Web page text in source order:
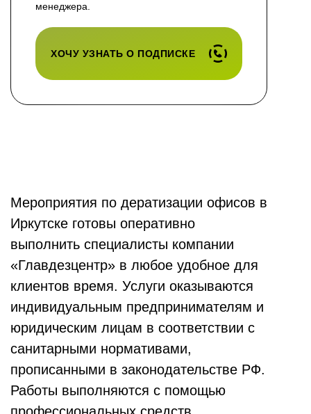
менеджера.
ХОЧУ УЗНАТЬ О ПОДПИСКЕ
Мероприятия по дератизации офисов в
Иркутске готовы оперативно
выполнить специалисты компании
«Главдезцентр» в любое удобное для
клиентов время. Услуги оказываются
индивидуальным предпринимателям и
юридическим лицам в соответствии с
санитарными нормативами,
прописанными в законодательстве РФ.
Работы выполняются с помощью